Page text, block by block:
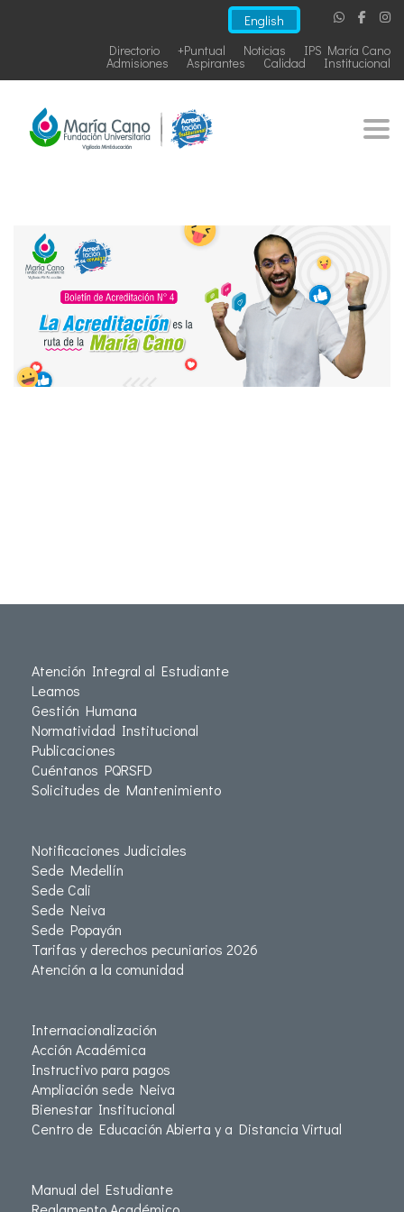
English
IPS María Cano
Noticias
+Puntual
Directorio
Institucional
Calidad
Aspirantes
Admisiones
Atención Integral al Estudiante
Leamos
Gestión Humana
Normatividad Institucional
Publicaciones
Cuéntanos PQRSFD
Solicitudes de Mantenimiento
Notificaciones Judiciales
Sede Medellín
Sede Cali
Sede Neiva
Sede Popayán
Tarifas y derechos pecuniarios 2026
Atención a la comunidad
Internacionalización
Acción Académica
Instructivo para pagos
Ampliación sede Neiva
Bienestar Institucional
Centro de Educación Abierta y a Distancia Virtual
Manual del Estudiante